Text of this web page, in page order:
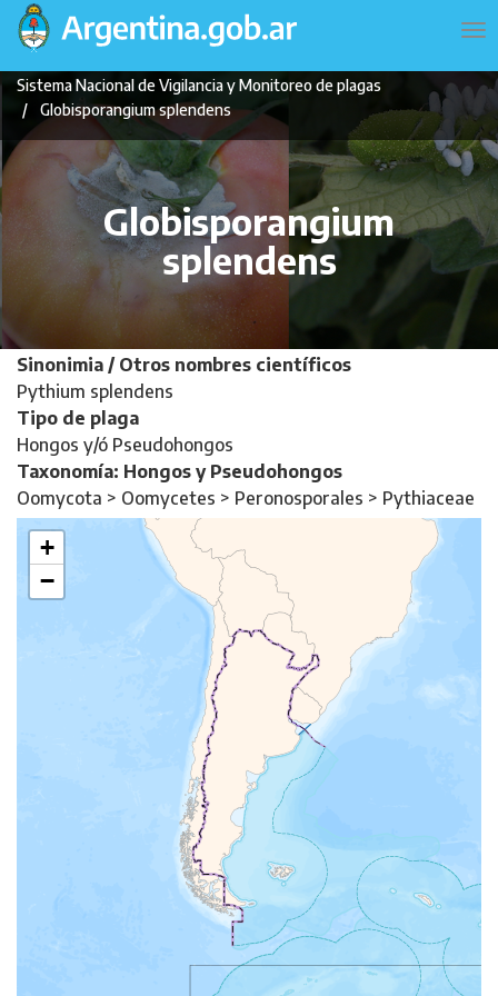
Pasar
contenido
principal
Navegación
principal
Sistema Nacional de Vigilancia y Monitoreo de plagas
Globisporangium splendens
Globisporangium
splendens
Sinonimia / Otros nombres científicos
Pythium splendens
Tipo de plaga
Hongos y/ó Pseudohongos
Taxonomía: Hongos y Pseudohongos
Oomycota > Oomycetes > Peronosporales > Pythiaceae
+
−